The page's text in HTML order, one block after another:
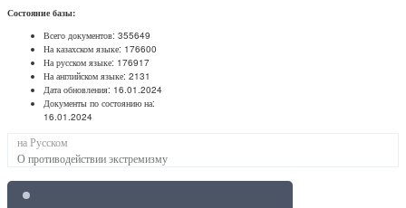
Состояние базы:
Всего документов: 355649
На казахском языке: 176600
На русском языке: 176917
На английском языке: 2131
Дата обновления: 16.01.2024
Документы по состоянию на:
16.01.2024
на Русском
О противодействии экстремизму